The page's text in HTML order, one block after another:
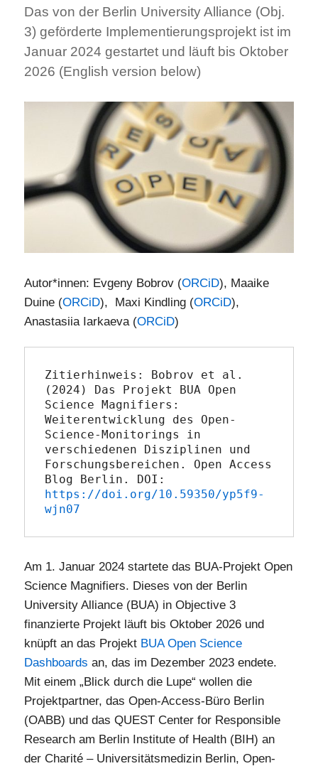
Das von der Berlin University Alliance (Obj.
3) geförderte Implementierungsprojekt ist im
Januar 2024 gestartet und läuft bis Oktober
2026 (English version below)
Autor*innen: Evgeny Bobrov (ORCiD), Maaike
Duine (ORCiD), Maxi Kindling (ORCiD),
Anastasiia Iarkaeva (ORCiD)
Zitierhinweis: Bobrov et al.
(2024) Das Projekt BUA Open
Science Magnifiers:
Weiterentwicklung des Open-
Science-Monitorings in
verschiedenen Disziplinen und
Forschungsbereichen. Open Access
https://doi.org/10.59350/yp5f9-
wjn07
Am 1. Januar 2024 startete das BUA-Projekt Open
Science Magnifiers. Dieses von der Berlin
University Alliance (BUA) in Objective 3
finanzierte Projekt läuft bis Oktober 2026 und
knüpft an das Projekt BUA Open Science
Dashboards an, das im Dezember 2023 endete.
Mit einem „Blick durch die Lupe“ wollen die
Projektpartner, das Open-Access-Büro Berlin
(OABB) und das QUEST Center for Responsible
Research am Berlin Institute of Health (BIH) an
der Charité – Universitätsmedizin Berlin, Open-